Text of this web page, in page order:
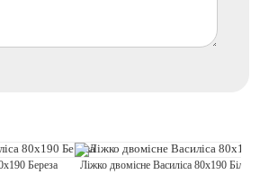
Береза Ліжко двомісне Василіса 80х190 Біла